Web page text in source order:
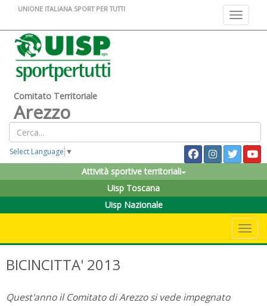
Toggle
UNIONE ITALIANA SPORT PER TUTTI
Comitato Territoriale
Arezzo
Select Language ▼
Attività sportive territoriali
Uisp Toscana
Uisp Nazionale
BICINCITTA' 2013
Quest'anno il Comitato di Arezzo si vede impegnato